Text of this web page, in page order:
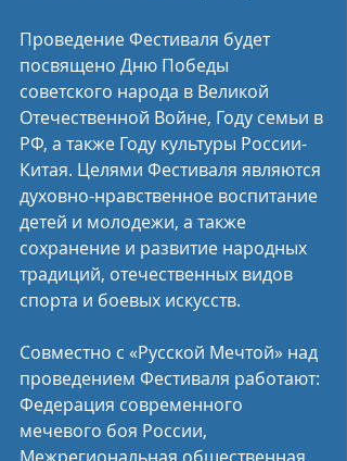
Проведение Фестиваля будет
посвящено Дню Победы
советского народа в Великой
Отечественной Войне, Году семьи в
РФ, а также Году культуры России-
Китая. Целями Фестиваля являются
духовно-нравственное воспитание
детей и молодежи, а также
сохранение и развитие народных
традиций, отечественных видов
спорта и боевых искусств.
Совместно с «Русской Мечтой» над
проведением Фестиваля работают:
Федерация современного
мечевого боя России,